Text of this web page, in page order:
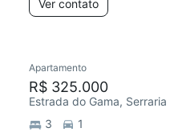
Ver contato
Apartamento
R$ 325.000
Estrada do Gama, Serraria
3
1